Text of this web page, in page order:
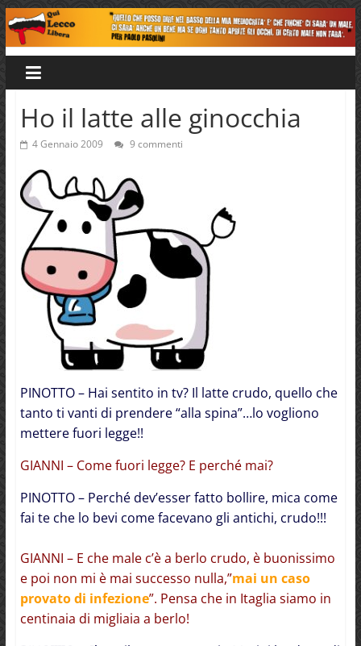
Salta
al
contenuto
Qui
Lecco
Libera
Ho il latte alle ginocchia
4 Gennaio 2009 9 commenti
PINOTTO – Hai sentito in tv? Il latte crudo, quello che
tanto ti vanti di prendere “alla spina”…lo vogliono
mettere fuori legge!!
GIANNI – Come fuori legge? E perché mai?
PINOTTO – Perché dev’esser fatto bollire, mica come
fai te che lo bevi come facevano gli antichi, crudo!!!
GIANNI – E che male c’è a berlo crudo, è buonissimo
e poi non mi è mai successo nulla,”mai un caso
provato di infezione”. Pensa che in Itaglia siamo in
centinaia di migliaia a berlo!